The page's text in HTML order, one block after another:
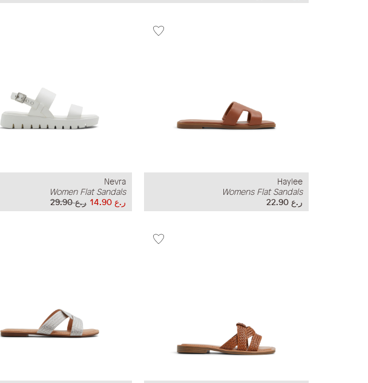
Haylee
Womens Flat Sandals
ر.ع 22.90
Nevra
Women Flat Sandals
ر.ع 29.90
ر.ع 14.90